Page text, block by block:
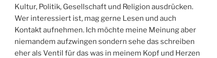
Kultur, Politik, Gesellschaft und Religion ausdrücken.
Wer interessiert ist, mag gerne Lesen und auch
Kontakt aufnehmen. Ich möchte meine Meinung aber
niemandem aufzwingen sondern sehe das schreiben
eher als Ventil für das was in meinem Kopf und Herzen